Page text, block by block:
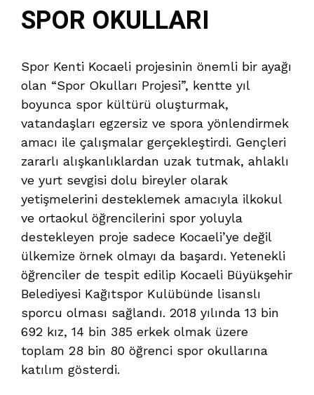
SPOR OKULLARI
Spor Kenti Kocaeli projesinin önemli bir ayağı
olan “Spor Okulları Projesi”, kentte yıl
boyunca spor kültürü oluşturmak,
vatandaşları egzersiz ve spora yönlendirmek
amacı ile çalışmalar gerçekleştirdi. Gençleri
zararlı alışkanlıklardan uzak tutmak, ahlaklı
ve yurt sevgisi dolu bireyler olarak
yetişmelerini desteklemek amacıyla ilkokul
ve ortaokul öğrencilerini spor yoluyla
destekleyen proje sadece Kocaeli’ye değil
ülkemize örnek olmayı da başardı. Yetenekli
öğrenciler de tespit edilip Kocaeli Büyükşehir
Belediyesi Kağıtspor Kulübünde lisanslı
sporcu olması sağlandı. 2018 yılında 13 bin
692 kız, 14 bin 385 erkek olmak üzere
toplam 28 bin 80 öğrenci spor okullarına
katılım gösterdi.